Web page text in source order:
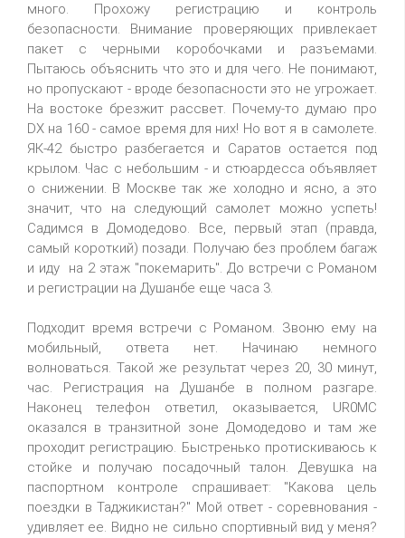
много. Прохожу регистрацию и контроль
безопасности. Внимание проверяющих привлекает
пакет с черными коробочками и разъемами.
Пытаюсь объяснить что это и для чего. Не понимают,
но пропускают - вроде безопасности это не угрожает.
На востоке брезжит рассвет. Почему-то думаю про
DX на 160 - самое время для них! Но вот я в самолете.
ЯК-42 быстро разбегается и Саратов остается под
крылом. Час с небольшим - и стюардесса объявляет
о снижении. В Москве так же холодно и ясно, а это
значит, что на следующий самолет можно успеть!
Садимся в Домодедово. Все, первый этап (правда,
самый короткий) позади. Получаю без проблем багаж
и иду на 2 этаж "покемарить". До встречи с Романом
и регистрации на Душанбе еще часа 3.
Подходит время встречи с Романом. Звоню ему на
мобильный, ответа нет. Начинаю немного
волноваться. Такой же результат через 20, 30 минут,
час. Регистрация на Душанбе в полном разгаре.
Наконец телефон ответил, оказывается, UR0MC
оказался в транзитной зоне Домодедово и там же
проходит регистрацию. Быстренько протискиваюсь к
стойке и получаю посадочный талон. Девушка на
паспортном контроле спрашивает: "Какова цель
поездки в Таджикистан?" Мой ответ - соревнования -
удивляет ее. Видно не сильно спортивный вид у меня?